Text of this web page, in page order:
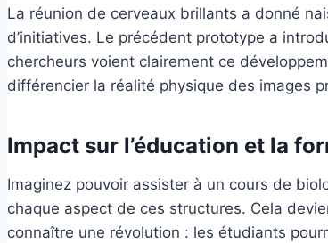
La réunion de cerveaux brillants a donné
d’initiatives. Le précédent prototype a
chercheurs voient clairement ce
différencier la réalité physique des images
Impact sur l’éducation et la
Imaginez pouvoir assister à un cours de
chaque aspect de ces structures. Cela
connaître une révolution : les étudiants